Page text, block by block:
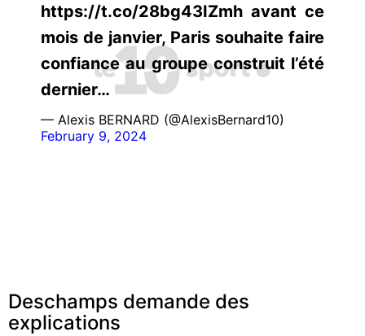
https://t.co/28bg43IZmh avant ce
mois de janvier, Paris souhaite faire
confiance au groupe construit l’été
dernier…
— Alexis BERNARD (@AlexisBernard10)
February 9, 2024
Deschamps demande des
explications